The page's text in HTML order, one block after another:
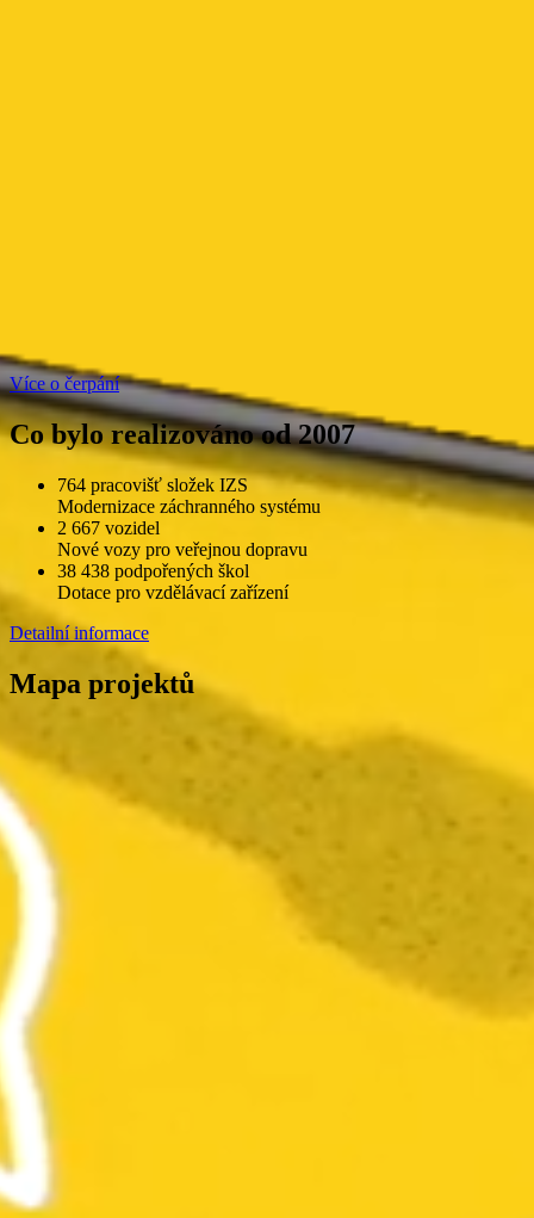
Více o čerpání
Co bylo realizováno od 2007
764 pracovišť složek IZS
Modernizace záchranného systému
2 667 vozidel
Nové vozy pro veřejnou dopravu
38 438 podpořených škol
Dotace pro vzdělávací zařízení
Detailní informace
Mapa projektů